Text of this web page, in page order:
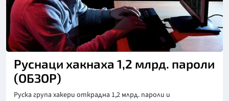
Руснаци хакнаха 1,2 млрд. пароли
(ОБЗОР)
Руска група хакери открадна 1,2 млрд. пароли и